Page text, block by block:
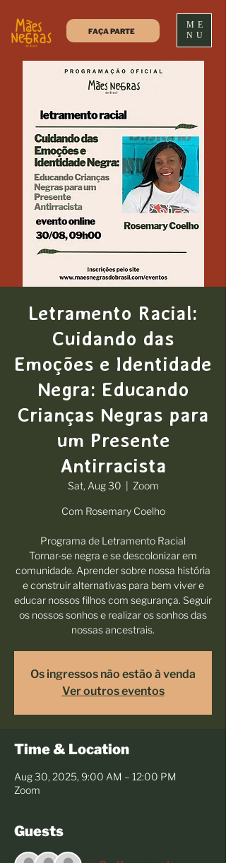
FAÇA PARTE
ME
NU
Letramento Racial:
Cuidando das
Emoções e Identidade
Negra: Educando
Crianças Negras para
um Presente
Antirracista
Sat, Aug 30 Zoom
Com Rosemary Coelho
Programa de Letramento Racial
Tornar-se negra e se descolonizar em
comunidade. Aprender sobre nossa história
e construir alternativas para bem viver e
educar nossos filhos com segurança. Seguir
os nossos sonhos e realizar os sonhos das
nossas ancestrais.
Os ingressos não estão à venda
Ver outros eventos
Time & Location
Aug 30, 2025, 9:00 AM – 12:00 PM
Zoom
Guests